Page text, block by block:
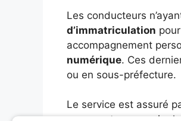
Les conducteurs
d’immatriculation
accompagnement
numérique. Ces
ou en sous-préfecture.
Le service est assuré